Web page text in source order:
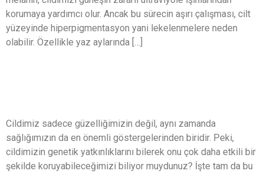
korumaya yardımcı olur. Ancak bu sürecin aşırı çalışması, cilt
yüzeyinde hiperpigmentasyon yani lekelenmelere neden
olabilir. Özellikle yaz aylarında […]
Cildimiz sadece güzelliğimizin değil, aynı zamanda
sağlığımızın da en önemli göstergelerinden biridir. Peki,
cildimizin genetik yatkınlıklarını bilerek onu çok daha etkili bir
şekilde koruyabileceğimizi biliyor muydunuz? İşte tam da bu